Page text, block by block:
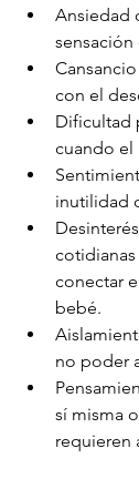
Ansiedad
sensación
con el
Dificultad
cuando el
inutilidad
conectar
bebé.
no poder
sí misma
requieren